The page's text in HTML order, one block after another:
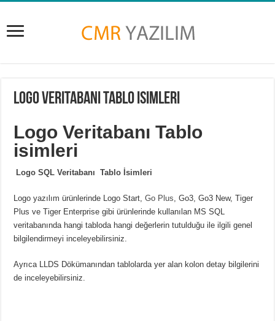
Logo Veritabanı Tablo isimleri
Logo Veritabanı Tablo
isimleri
Logo SQL Veritabanı Tablo İsimleri
Logo yazılım ürünlerinde Logo Start,Go Plus, Go3, Go3 New, Tiger
Plus ve Tiger Enterprise gibi ürünlerinde kullanılan MS SQL
veritabanında hangi tabloda hangi değerlerin tutulduğu ile ilgili genel
bilgilendirmeyi inceleyebilirsiniz.
Ayrıca LLDS Dökümanından tablolarda yer alan kolon detay bilgilerini
de inceleyebilirsiniz.